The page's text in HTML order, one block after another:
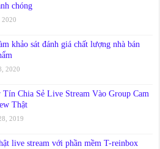
chóng
2020
khảo sát đánh giá chất lượng nhà bán
2020
Chia Sẻ Live Stream Vào Group Cam
Thật
2019
live stream với phần mềm T-reinbox